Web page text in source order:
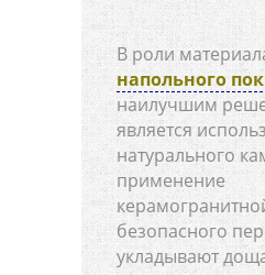
В роли
напольного
наилучшим
является
натурального
применение
безопасного
укладывают